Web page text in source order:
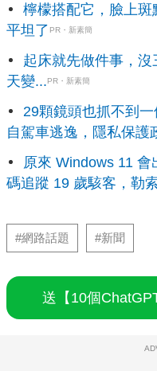
檸檬搭配它，臉上
平坦了 PR・新素簡
起床就先做件事，
天變...PR・新素簡
29顆鏡頭也抓不到
自駕車逃逸，隱私保護
原來 Windows 11 會
碼追蹤 19 歲駭客，勒
#網路話題 #新聞
送【10個